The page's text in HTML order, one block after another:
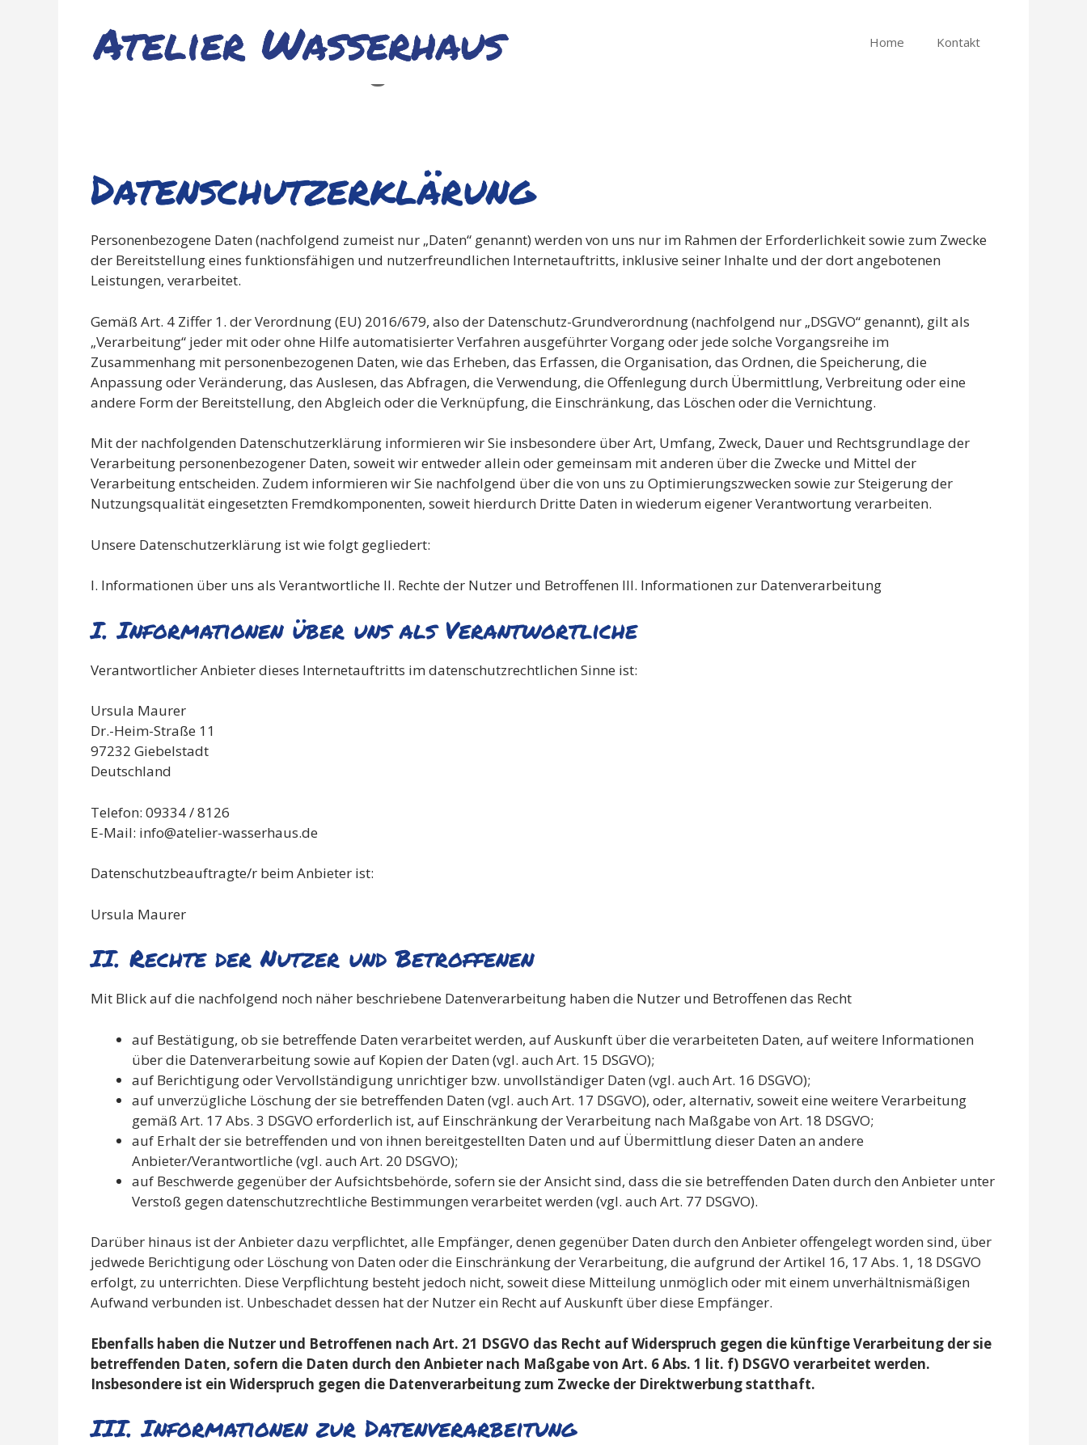
Home Kontakt
Datenschutzerklärung
Datenschutzerklärung
Personenbezogene Daten (nachfolgend zumeist nur „Daten“ genannt) werden von uns nur im Rahmen der Erforderlichkeit sowie zum Zwecke
der Bereitstellung eines funktionsfähigen und nutzerfreundlichen Internetauftritts, inklusive seiner Inhalte und der dort angebotenen
Leistungen, verarbeitet.
Gemäß Art. 4 Ziffer 1. der Verordnung (EU) 2016/679, also der Datenschutz-Grundverordnung (nachfolgend nur „DSGVO“ genannt), gilt als
„Verarbeitung“ jeder mit oder ohne Hilfe automatisierter Verfahren ausgeführter Vorgang oder jede solche Vorgangsreihe im
Zusammenhang mit personenbezogenen Daten, wie das Erheben, das Erfassen, die Organisation, das Ordnen, die Speicherung, die
Anpassung oder Veränderung, das Auslesen, das Abfragen, die Verwendung, die Offenlegung durch Übermittlung, Verbreitung oder eine
andere Form der Bereitstellung, den Abgleich oder die Verknüpfung, die Einschränkung, das Löschen oder die Vernichtung.
Mit der nachfolgenden Datenschutzerklärung informieren wir Sie insbesondere über Art, Umfang, Zweck, Dauer und Rechtsgrundlage der
Verarbeitung personenbezogener Daten, soweit wir entweder allein oder gemeinsam mit anderen über die Zwecke und Mittel der
Verarbeitung entscheiden. Zudem informieren wir Sie nachfolgend über die von uns zu Optimierungszwecken sowie zur Steigerung der
Nutzungsqualität eingesetzten Fremdkomponenten, soweit hierdurch Dritte Daten in wiederum eigener Verantwortung verarbeiten.
Unsere Datenschutzerklärung ist wie folgt gegliedert:
I. Informationen über uns als Verantwortliche II. Rechte der Nutzer und Betroffenen III. Informationen zur Datenverarbeitung
I. Informationen über uns als Verantwortliche
Verantwortlicher Anbieter dieses Internetauftritts im datenschutzrechtlichen Sinne ist:
Ursula Maurer
Dr.-Heim-Straße 11
97232 Giebelstadt
Deutschland
Telefon: 09334 / 8126
E-Mail: info@atelier-wasserhaus.de
Datenschutzbeauftragte/r beim Anbieter ist:
Ursula Maurer
II. Rechte der Nutzer und Betroffenen
Mit Blick auf die nachfolgend noch näher beschriebene Datenverarbeitung haben die Nutzer und Betroffenen das Recht
auf Bestätigung, ob sie betreffende Daten verarbeitet werden, auf Auskunft über die verarbeiteten Daten, auf weitere Informationen
über die Datenverarbeitung sowie auf Kopien der Daten (vgl. auch Art. 15 DSGVO);
auf Berichtigung oder Vervollständigung unrichtiger bzw. unvollständiger Daten (vgl. auch Art. 16 DSGVO);
auf unverzügliche Löschung der sie betreffenden Daten (vgl. auch Art. 17 DSGVO), oder, alternativ, soweit eine weitere Verarbeitung
gemäß Art. 17 Abs. 3 DSGVO erforderlich ist, auf Einschränkung der Verarbeitung nach Maßgabe von Art. 18 DSGVO;
auf Erhalt der sie betreffenden und von ihnen bereitgestellten Daten und auf Übermittlung dieser Daten an andere
Anbieter/Verantwortliche (vgl. auch Art. 20 DSGVO);
auf Beschwerde gegenüber der Aufsichtsbehörde, sofern sie der Ansicht sind, dass die sie betreffenden Daten durch den Anbieter unter
Verstoß gegen datenschutzrechtliche Bestimmungen verarbeitet werden (vgl. auch Art. 77 DSGVO).
Darüber hinaus ist der Anbieter dazu verpflichtet, alle Empfänger, denen gegenüber Daten durch den Anbieter offengelegt worden sind, über
jedwede Berichtigung oder Löschung von Daten oder die Einschränkung der Verarbeitung, die aufgrund der Artikel 16, 17 Abs. 1, 18 DSGVO
erfolgt, zu unterrichten. Diese Verpflichtung besteht jedoch nicht, soweit diese Mitteilung unmöglich oder mit einem unverhältnismäßigen
Aufwand verbunden ist. Unbeschadet dessen hat der Nutzer ein Recht auf Auskunft über diese Empfänger.
Ebenfalls haben die Nutzer und Betroffenen nach Art. 21 DSGVO das Recht auf Widerspruch gegen die künftige Verarbeitung der sie
betreffenden Daten, sofern die Daten durch den Anbieter nach Maßgabe von Art. 6 Abs. 1 lit. f) DSGVO verarbeitet werden.
Insbesondere ist ein Widerspruch gegen die Datenverarbeitung zum Zwecke der Direktwerbung statthaft.
III. Informationen zur Datenverarbeitung